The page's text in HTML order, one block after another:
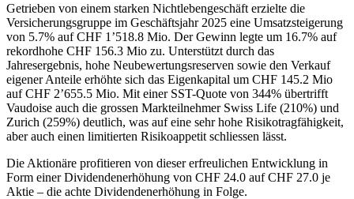
Getrieben von einem starken Nichtlebengeschäft erzielte die
Versicherungsgruppe im Geschäftsjahr 2025 eine Umsatzsteigerung
von 5.7% auf CHF 1’518.8 Mio. Der Gewinn legte um 16.7% auf
rekordhohe CHF 156.3 Mio zu. Unterstützt durch das
Jahresergebnis, hohe Neubewertungsreserven sowie den Verkauf
eigener Anteile erhöhte sich das Eigenkapital um CHF 145.2 Mio
auf CHF 2’655.5 Mio. Mit einer SST-Quote von 344% übertrifft
Vaudoise auch die grossen Markteilnehmer Swiss Life (210%) und
Zurich (259%) deutlich, was auf eine sehr hohe Risikotragfähigkeit,
aber auch einen limitierten Risikoappetit schliessen lässt.
Die Aktionäre profitieren von dieser erfreulichen Entwicklung in
Form einer Dividendenerhöhung von CHF 24.0 auf CHF 27.0 je
Aktie – die achte Dividendenerhöhung in Folge.